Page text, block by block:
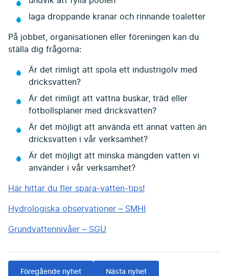
laga droppande kranar och rinnande toaletter
På jobbet, organisationen eller föreningen kan du
ställa dig frågorna:
Är det rimligt att spola ett industrigolv med
dricksvatten?
Är det rimligt att vattna buskar, träd eller
fotbollsplaner med dricksvatten?
Är det möjligt att använda ett annat vatten än
dricksvatten i vår verksamhet?
Är det möjligt att minska mängden vatten vi
använder i vår verksamhet?
Här hittar du fler spara-vatten-tips!
Hydrologiska observationer – SMHI
Grundvattennivåer – SGU
Föregående nyhet Nästa nyhet